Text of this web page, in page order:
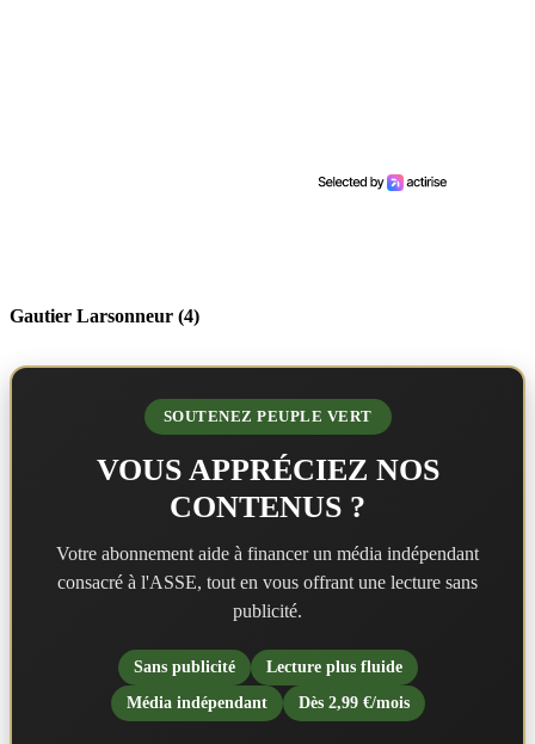
Gautier Larsonneur (4)
SOUTENEZ PEUPLE VERT
VOUS APPRÉCIEZ NOS
CONTENUS ?
Votre abonnement aide à financer un média indépendant
consacré à l'ASSE, tout en vous offrant une lecture sans
publicité.
Sans publicité
Lecture plus fluide
Média indépendant
Dès 2,99 €/mois